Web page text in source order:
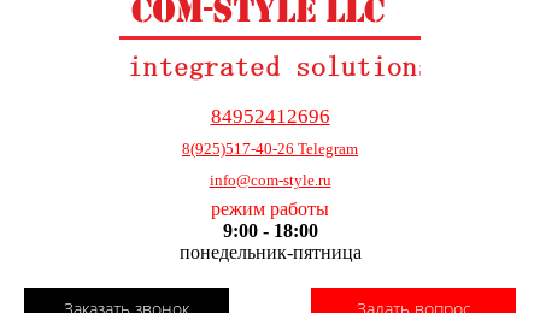
84952412696
8(925)517-40-26 Telegram
info@com-style.ru
режим работы
9:00 - 18:00
понедельник-пятница